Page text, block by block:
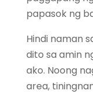
papasok ng
Hindi naman
dito sa amin
ako. Noong
area,